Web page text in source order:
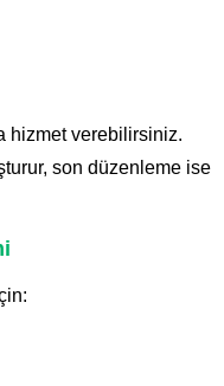
hizmet verebilirsiniz.
son düzenleme ise